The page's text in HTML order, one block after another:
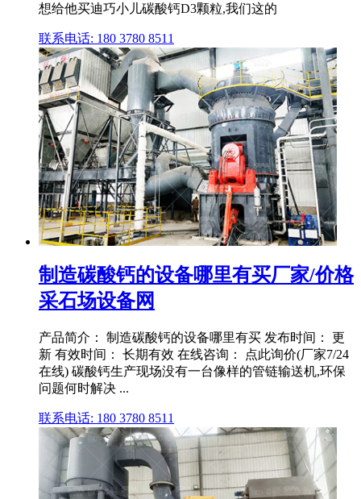
想给他买迪巧小儿碳酸钙D3颗粒,我们这的
联系电话: 180 3780 8511
制造碳酸钙的设备哪里有买厂家/价格
采石场设备网
产品简介： 制造碳酸钙的设备哪里有买 发布时间： 更
新 有效时间： 长期有效 在线咨询： 点此询价(厂家7/24
在线) 碳酸钙生产现场没有一台像样的管链输送机,环保
问题何时解决 ...
联系电话: 180 3780 8511